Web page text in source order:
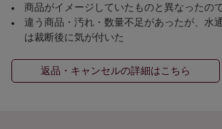
商品がイメージしていたものと異なったの
違う商品・汚れ・数量不足があったが、水
は裁断後に気が付いた
返品・キャンセルの詳細はこちら